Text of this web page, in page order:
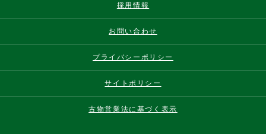
採用情報
お問い合わせ
プライバシーポリシー
サイトポリシー
古物営業法に基づく表示